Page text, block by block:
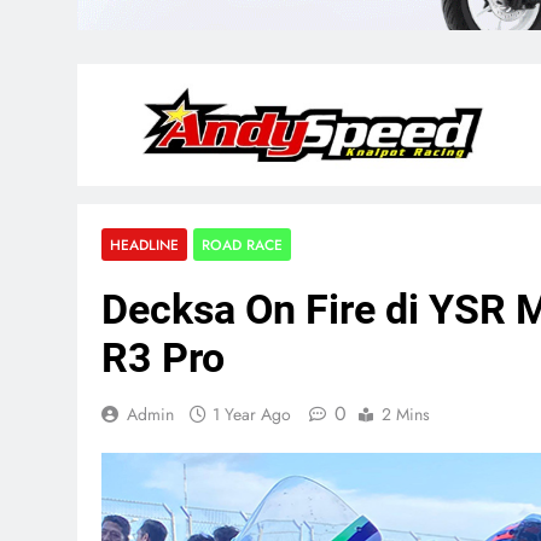
HEADLINE ROAD RACE
Decksa On Fire di YSR
R3 Pro
Admin 1 Year Ago 0 2 Mins